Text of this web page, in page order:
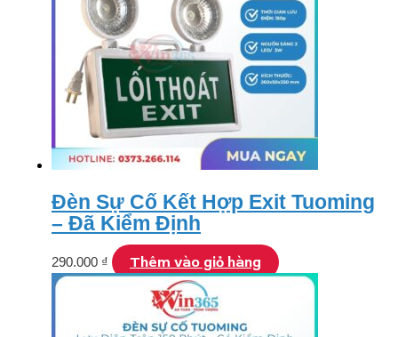
Đèn Sự Cố Kết Hợp Exit Tuoming
– Đã Kiểm Định
290.000 ₫ Thêm vào giỏ hàng